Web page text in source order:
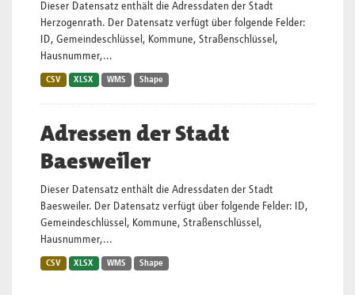
Dieser Datensatz enthält die Adressdaten der Stadt
Herzogenrath. Der Datensatz verfügt über folgende Felder:
ID, Gemeindeschlüssel, Kommune, Straßenschlüssel,
Hausnummer,...
CSV XLSX WMS Shape
Adressen der Stadt
Baesweiler
Dieser Datensatz enthält die Adressdaten der Stadt
Baesweiler. Der Datensatz verfügt über folgende Felder: ID,
Gemeindeschlüssel, Kommune, Straßenschlüssel,
Hausnummer,...
CSV XLSX WMS Shape